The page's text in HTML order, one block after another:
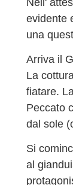
evidente
una
Arriva il
La
fiatare.
Peccato
dal sole
Si
al